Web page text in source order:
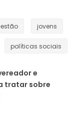
jovens
políticas sociais
e
tratar sobre